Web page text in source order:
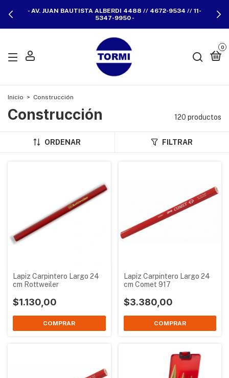
- AV. JUAN BAUTISTA ALBERDI 4488 // 4672-9534 // 11-
5347-9950 -
0
Inicio > Construcción
Construcción 120 productos
ORDENAR FILTRAR
Lapiz Carpintero Largo 24
cm Rottweiler
$1.130,00
Lapiz Carpintero Largo 24
cm Comet 917
$3.380,00